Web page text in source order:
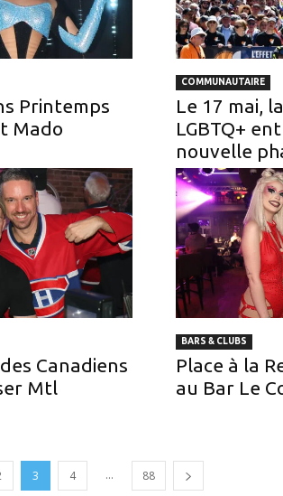
Printemps
Mado
COMMUNAUTAIRE
Le 17 mai,
LGBTQ+
nouvelle
Canadiens
Mtl
BARS & CLUBS
Place à la
au Bar Le
3 4 ... 88